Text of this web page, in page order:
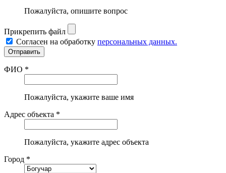
Пожалуйста, опишите вопрос
Прикрепить файл
Согласен на обработку персональных данных.
ФИО *
Пожалуйста, укажите ваше имя
Адрес объекта *
Пожалуйста, укажите адрес объекта
Город *